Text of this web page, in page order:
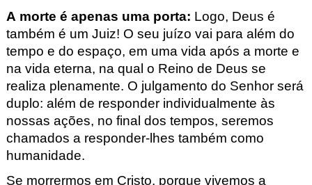
A morte é apenas uma porta: Logo, Deus é
também é um Juiz! O seu juízo vai para além do
tempo e do espaço, em uma vida após a morte e
na vida eterna, na qual o Reino de Deus se
realiza plenamente. O julgamento do Senhor será
duplo: além de responder individualmente às
nossas ações, no final dos tempos, seremos
chamados a responder-lhes também como
humanidade.
Se morrermos em Cristo, porque vivemos a